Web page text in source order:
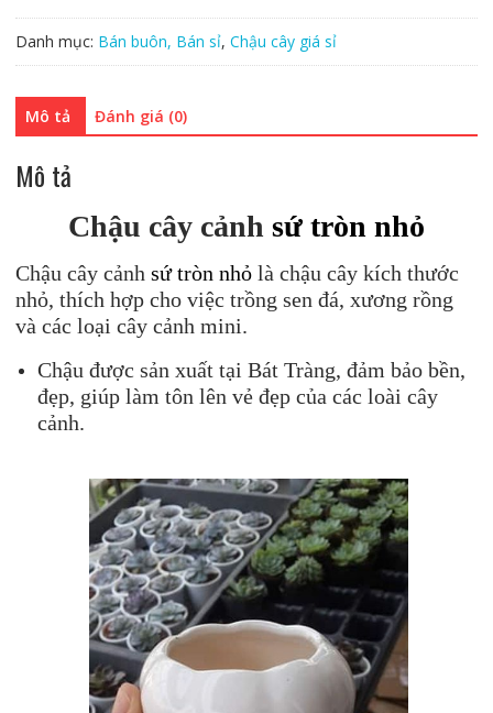
Danh mục: Bán buôn, Bán sỉ, Chậu cây giá sỉ
Mô tả Đánh giá (0)
Mô tả
Chậu cây cảnh sứ tròn nhỏ
Chậu cây cảnh sứ tròn nhỏlà chậu cây kích thước
nhỏ, thích hợp cho việc trồng sen đá, xương rồng
và các loại cây cảnh mini.
Chậu được sản xuất tại Bát Tràng, đảm bảo bền,
đẹp, giúp làm tôn lên vẻ đẹp của các loài cây
cảnh.